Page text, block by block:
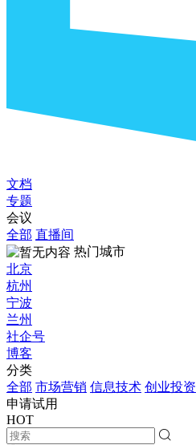
文档
专题
会议
全部 直播间
热门城市
北京
杭州
宁波
兰州
社企号
博客
分类
全部 市场营销 信息技术 创业投资
申请试用
HOT